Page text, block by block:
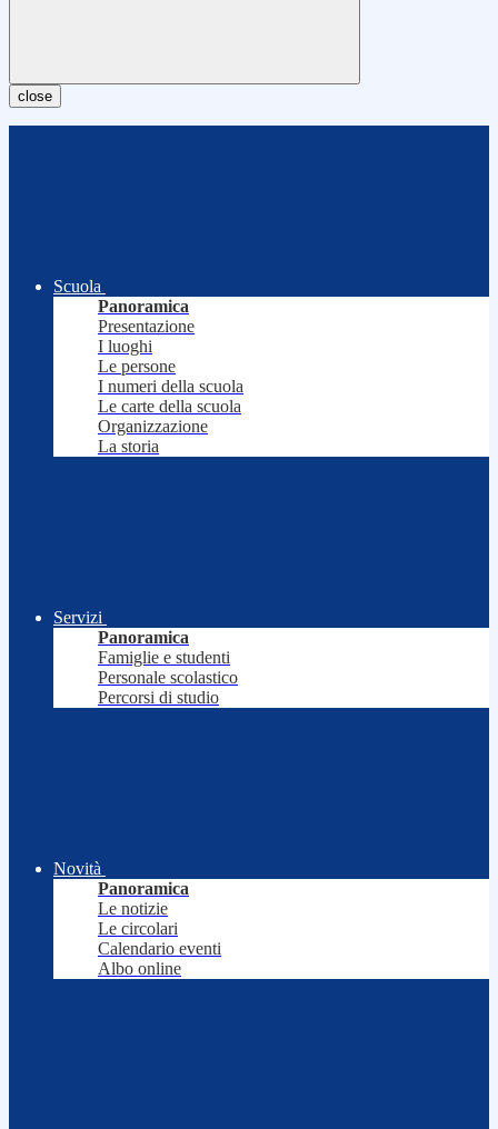
close
Scuola
Panoramica
Presentazione
I luoghi
Le persone
I numeri della scuola
Le carte della scuola
Organizzazione
La storia
Servizi
Panoramica
Famiglie e studenti
Personale scolastico
Percorsi di studio
Novità
Panoramica
Le notizie
Le circolari
Calendario eventi
Albo online